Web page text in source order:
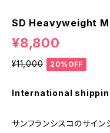
SD Heavyweight
¥8,800
¥11,000 20%OFF
International
サンフランシスコのサイ